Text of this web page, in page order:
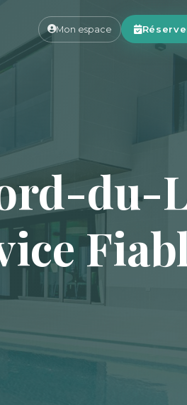
Mon espace
du-